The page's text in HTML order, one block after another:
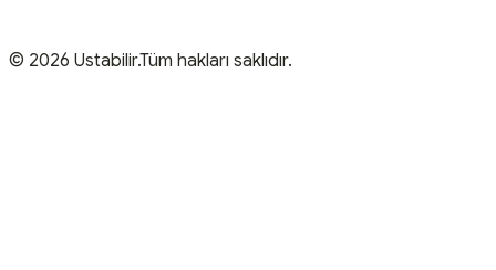
© 2026 Ustabilir.Tüm hakları saklıdır.